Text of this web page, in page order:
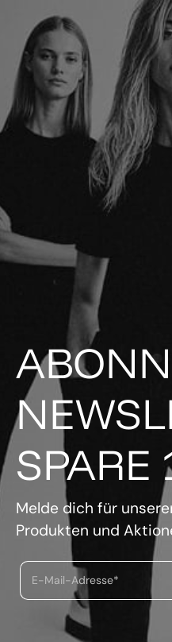
SPARE
Melde dich für
Produkten und
E-Mail-Adresse*